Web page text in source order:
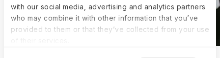
with our social media, advertising and analytics partners
who may combine it with other information that you’ve
provided to them or that they’ve collected from your use